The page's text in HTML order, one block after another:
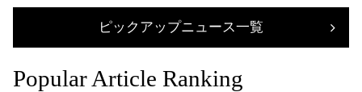
ピックアップニュース一覧
Popular Article Ranking